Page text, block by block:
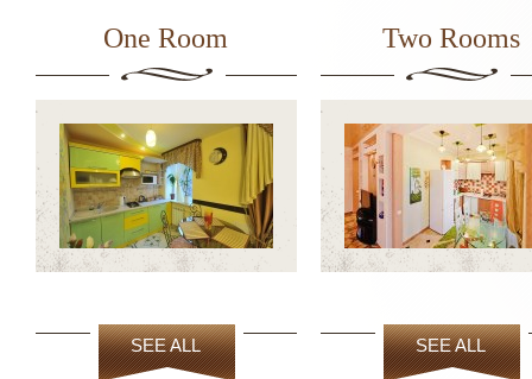
One Room
SEE ALL
Two Rooms
SEE ALL